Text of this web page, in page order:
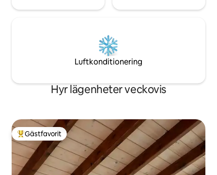
Luftkonditionering
Hyr lägenheter veckovis
Populär gästfavorit
Gästfavorit